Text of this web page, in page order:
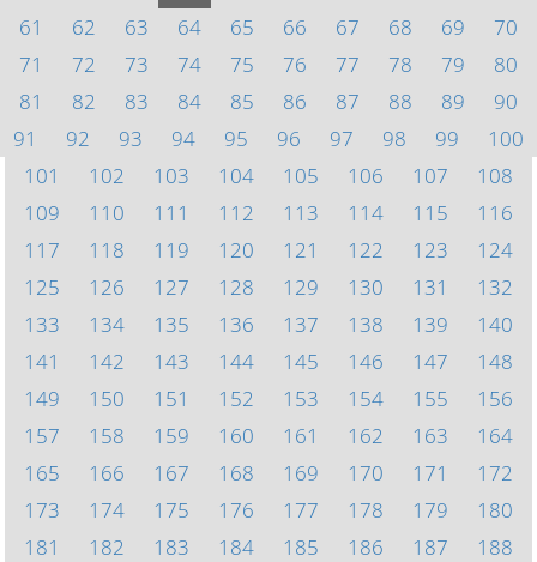
61
62 63 64 65 66 67 68 69
70
71
72 73 74 75 76 77 78 79
80
81
82 83 84 85 86 87 88 89
90
91
92 93 94 95 96 97 98 99
100
101
102 103 104 105 106 107
108
109
110 111 112 113 114 115
116
117
118 119 120 121 122 123
124
125
126 127 128 129 130 131
132
133
134 135 136 137 138 139
140
141
142 143 144 145 146 147
148
149
150 151 152 153 154 155
156
157
158 159 160 161 162 163
164
165
166 167 168 169 170 171
172
173
174 175 176 177 178 179
180
181
182 183 184 185 186 187
188